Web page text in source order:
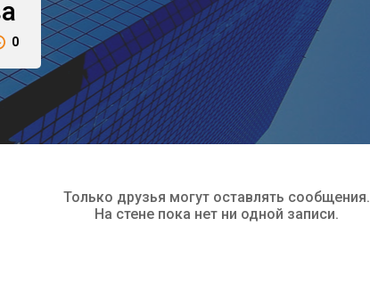
0
Только друзья могут оставлять сообщения.
На стене пока нет ни одной записи.